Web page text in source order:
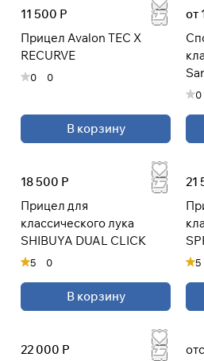
11 500 Р
Прицел Avalon TEC X
RECURVE
0 0
В корзину
от
0
18 500 Р
Прицел для
классического лука
SHIBUYA DUAL CLICK
5 0
В корзину
21
5
22 000 Р